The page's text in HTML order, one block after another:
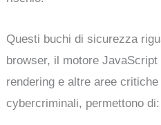
Questi buchi di sicurezza
browser, il motore
rendering e altre aree
cybercriminali, permettono di: